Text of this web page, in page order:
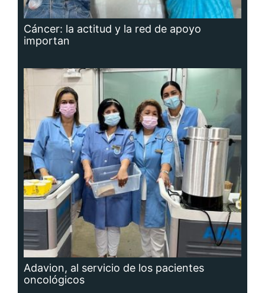
Cáncer: la actitud y la red de apoyo
importan
Adavion, al servicio de los pacientes
oncológicos